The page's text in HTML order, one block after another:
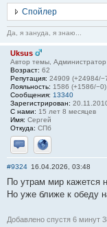
Спойлер
Да, я зануда, я знаю...
Uksus
Автор темы, Администратор
Возраст: 62
Репутация: 24909 (+24984/
Лояльность: 1586 (+1586/−0)
Сообщения: 13340
Зарегистрирован:
С нами: 15 лет 8 месяцев
Имя: Сергей
Откуда: СПб
Отправить личное
Сайт
#9324 16.04.2026, 03:48
По утрам мир кажется
Но уже ближе к обеду
Добавлено спустя 6 минут